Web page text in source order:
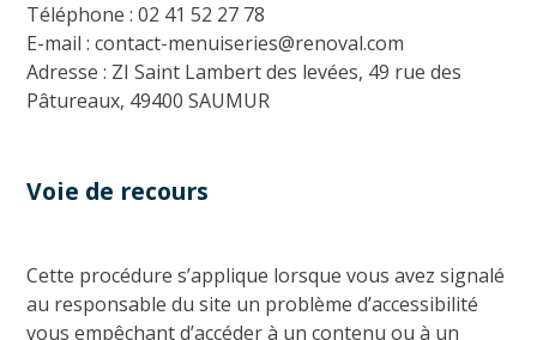
Téléphone : 02 41 52 27 78
E-mail : contact-menuiseries@renoval.com
Adresse : ZI Saint Lambert des levées, 49 rue des
Pâtureaux, 49400 SAUMUR
Voie de recours
Cette procédure s’applique lorsque vous avez signalé
au responsable du site un problème d’accessibilité
vous empêchant d’accéder à un contenu ou à un